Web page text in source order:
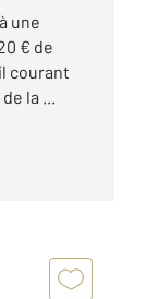
une
€ de
courant
la ...